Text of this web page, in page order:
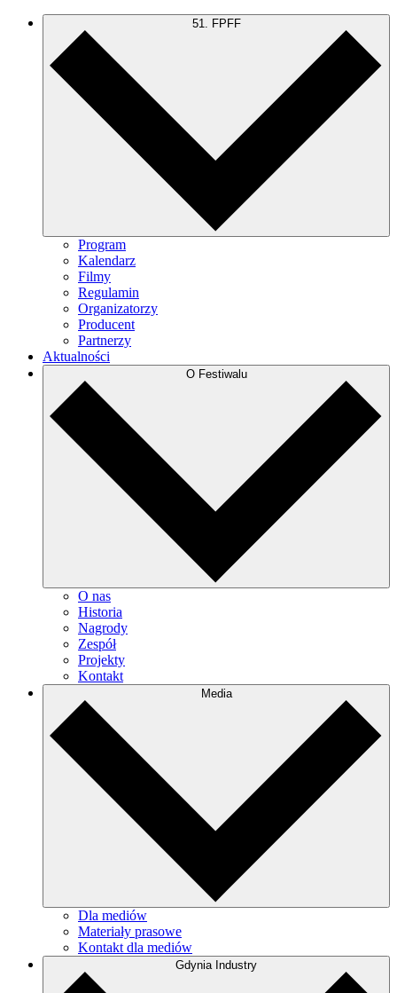
51. FPFF
Program
Kalendarz
Filmy
Regulamin
Organizatorzy
Producent
Partnerzy
Aktualności
O Festiwalu
O nas
Historia
Nagrody
Zespół
Projekty
Kontakt
Media
Dla mediów
Materiały prasowe
Kontakt dla mediów
Gdynia Industry